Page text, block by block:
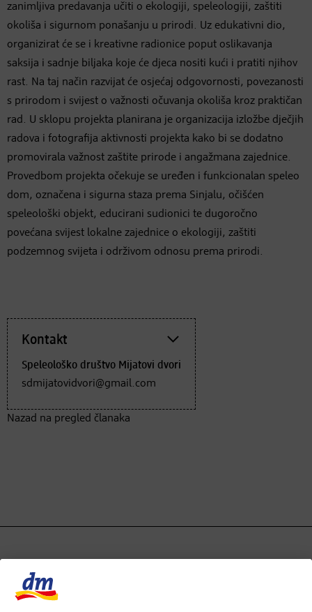
zanimljiva predavanja učiti o ekologiji, speleologiji, zaštiti
okoliša i sigurnom ponašanju u prirodi. Uz edukativni dio,
organizirat će se i kreativne radionice poput oslikavanja
saksija i sadnje biljaka koje će djeca nositi kući i pratiti njihov
rast. Na taj način razvijat će osjećaj odgovornosti, povezanosti
s prirodom i svijest o važnosti očuvanja okoliša kroz praktičan
rad. U sklopu projekta planirana je organizacija izložbe dječjih
radova i fotografija aktivnosti projekta kako bi se dodatno
promovirala važnost zaštite prirode i angažmana zajednice.
Provedbom projekta očekuje se uređen i funkcionalan speleo
dom, označena i sigurna staza prema Sinjalu, očišćen
speleološki objekt, educirani sudionici te dugoročno
povećana svijest lokalne zajednice o ekologiji, zaštiti
podzemnog svijeta i održivom odnosu prema prirodi.
Kontakt
Speleološko društvo Mijatovi dvori
sdmijatovidvori@gmail.com
Nazad na pregled članaka